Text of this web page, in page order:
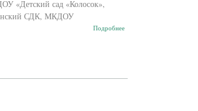
сад «Колосок»,
СДК, МКДОУ
Подробнеео Лучшая